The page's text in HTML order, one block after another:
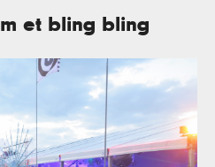
et bling bling